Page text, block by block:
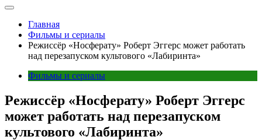
Главная
Фильмы и сериалы
Режиссёр «Носферату» Роберт Эггерс может работать
над перезапуском культового «Лабиринта»
Фильмы и сериалы
Режиссёр «Носферату» Роберт Эггерс
может работать над перезапуском
культового «Лабиринта»